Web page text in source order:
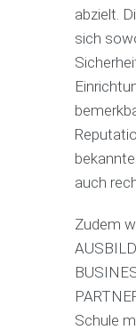
abzielt.
sich
auch
Zudem
Schule